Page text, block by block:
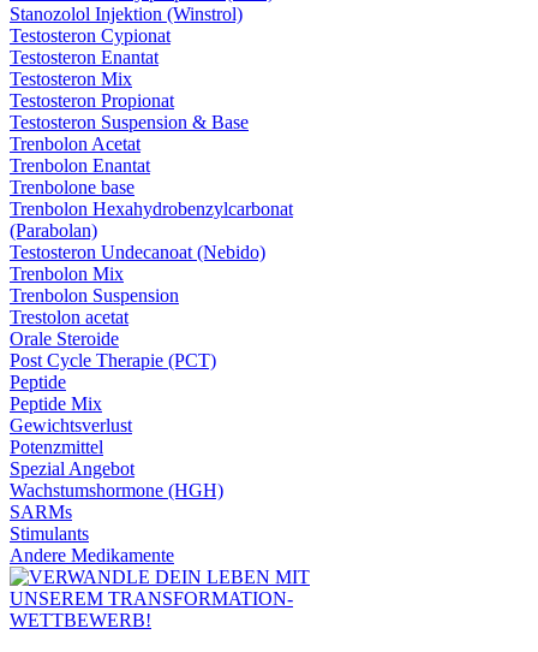
Stanozolol Injektion (Winstrol)
Testosteron Cypionat
Testosteron Enantat
Testosteron Mix
Testosteron Propionat
Testosteron Suspension & Base
Trenbolon Acetat
Trenbolon Enantat
Trenbolone base
Trenbolon Hexahydrobenzylcarbonat
(Parabolan)
Testosteron Undecanoat (Nebido)
Trenbolon Mix
Trenbolon Suspension
Trestolon acetat
Orale Steroide
Post Cycle Therapie (PCT)
Peptide
Peptide Mix
Gewichtsverlust
Potenzmittel
Spezial Angebot
Wachstumshormone (HGH)
SARMs
Stimulants
Andere Medikamente